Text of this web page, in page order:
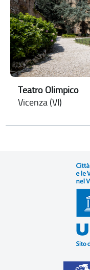
Teatro Olimpico
Vicenza (VI)